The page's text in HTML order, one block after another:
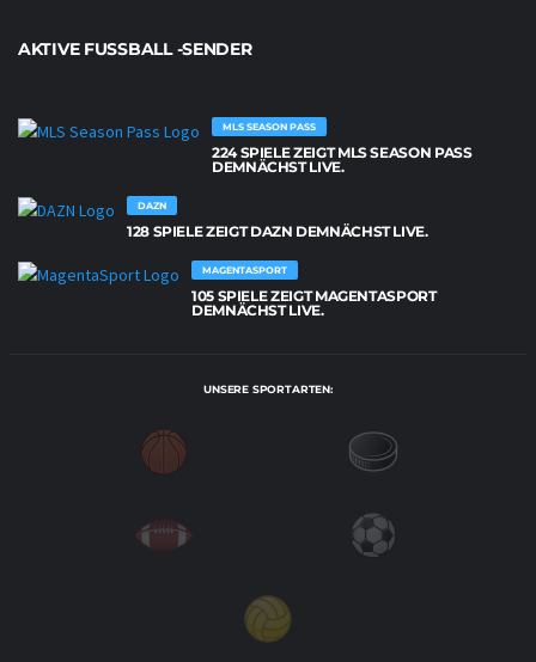
AKTIVE FUSSBALL -SENDER
MLS SEASON PASS
224 SPIELE ZEIGT MLS SEASON PASS
DEMNÄCHST LIVE.
DAZN
128 SPIELE ZEIGT DAZN DEMNÄCHST LIVE.
MAGENTASPORT
105 SPIELE ZEIGT MAGENTASPORT
DEMNÄCHST LIVE.
UNSERE SPORTARTEN: